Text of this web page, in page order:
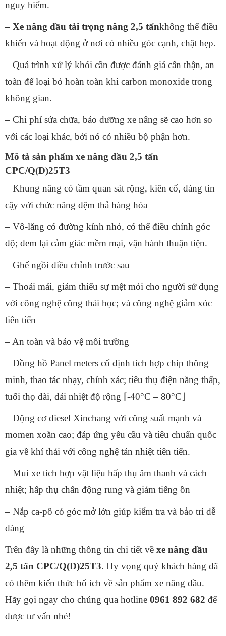
nguy hiểm.
– Xe nâng dầu tải trọng nâng 2,5 tấnkhông thể điều
khiển và hoạt động ở nơi có nhiều góc cạnh, chật hẹp.
– Quá trình xử lý khói cần được đánh giá cẩn thận, an
toàn để loại bỏ hoàn toàn khi carbon monoxide trong
không gian.
– Chi phí sửa chữa, bảo dưỡng xe nâng sẽ cao hơn so
với các loại khác, bởi nó có nhiều bộ phận hơn.
Mô tả sản phẩm xe nâng dầu 2,5 tấn
CPC/Q(D)25T3
– Khung nâng có tầm quan sát rộng, kiên cố, đáng tin
cậy với chức năng đệm thả hàng hóa
– Vô-lăng có đường kính nhỏ, có thể điều chỉnh góc
độ; đem lại cảm giác mềm mại, vận hành thuận tiện.
– Ghế ngồi điều chỉnh trước sau
– Thoải mái, giảm thiểu sự mệt mỏi cho người sử dụng
với công nghệ công thái học; và công nghệ giảm xóc
tiên tiến
– An toàn và bảo vệ môi trường
– Đồng hồ Panel meters cố định tích hợp chip thông
minh, thao tác nhạy, chính xác; tiêu thụ điện năng thấp,
tuổi thọ dài, dải nhiệt độ rộng ⌈-40°C – 80°C⌋
– Động cơ diesel Xinchang với công suất mạnh và
momen xoắn cao; đáp ứng yêu cầu và tiêu chuẩn quốc
gia về khí thải với công nghệ tản nhiệt tiên tiến.
– Mui xe tích hợp vật liệu hấp thụ âm thanh và cách
nhiệt; hấp thụ chấn động rung và giảm tiếng ồn
– Nắp ca-pô có góc mở lớn giúp kiểm tra và bảo trì dễ
dàng
Trên đây là những thông tin chi tiết về xe nâng dầu
2,5 tấn CPC/Q(D)25T3. Hy vọng quý khách hàng đã
có thêm kiến thức bổ ích về sản phẩm xe nâng dầu.
Hãy gọi ngay cho chúng qua hotline 0961 892 682 để
được tư vấn nhé!